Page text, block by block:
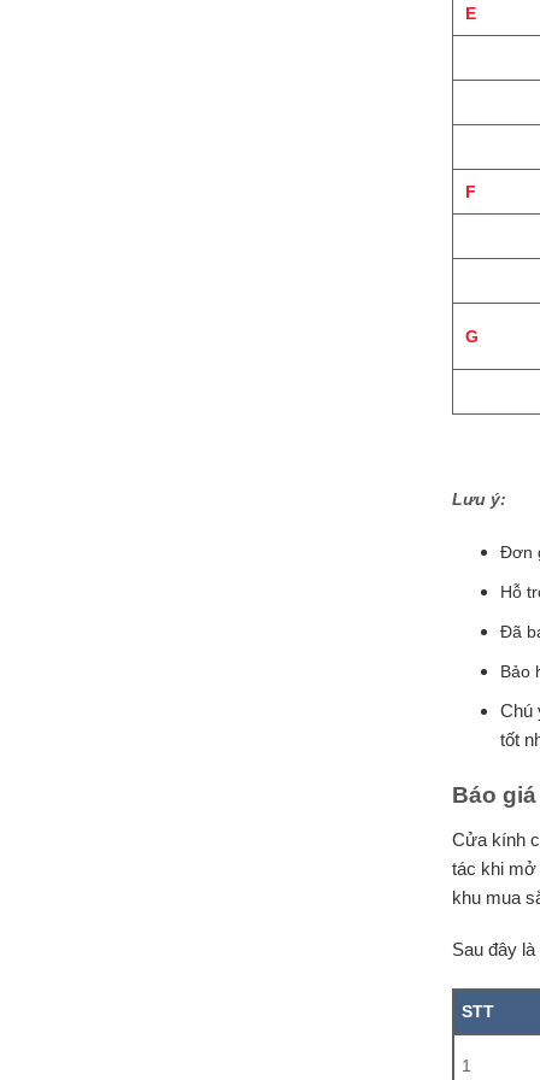
E
F
G
Lưu ý:
Đơn
Hỗ
Đã
Bảo
Chú
tốt
Báo
Cửa kính
tác khi mở
khu mua
Sau đây
STT
1